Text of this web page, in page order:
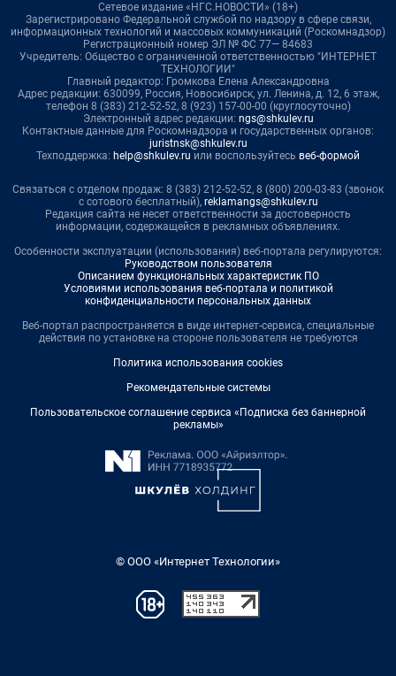
Сетевое издание «НГС.НОВОСТИ» (18+)
Зарегистрировано Федеральной службой по надзору в сфере связи,
информационных технологий и массовых коммуникаций (Роскомнадзор)
Регистрационный номер ЭЛ № ФС 77— 84683
Учредитель: Общество с ограниченной ответственностью "ИНТЕРНЕТ
ТЕХНОЛОГИИ"
Главный редактор: Громкова Елена Александровна
Адрес редакции: 630099, Россия, Новосибирск, ул. Ленина, д. 12, 6 этаж,
телефон 8 (383) 212-52-52, 8 (923) 157-00-00 (круглосуточно)
Электронный адрес редакции: ngs@shkulev.ru
Контактные данные для Роскомнадзора и государственных органов:
juristnsk@shkulev.ru
Техподдержка: help@shkulev.ru или воспользуйтесь веб-формой
Связаться с отделом продаж: 8 (383) 212-52-52, 8 (800) 200-03-83 (звонок
с сотового бесплатный), reklamangs@shkulev.ru
Редакция сайта не несет ответственности за достоверность
информации, содержащейся в рекламных объявлениях.
Особенности эксплуатации (использования) веб-портала регулируются:
Руководством пользователя
Описанием функциональных характеристик ПО
Условиями использования веб-портала и политикой
конфиденциальности персональных данных
Веб-портал распространяется в виде интернет-сервиса, специальные
действия по установке на стороне пользователя не требуются
Политика использования cookies
Рекомендательные системы
Пользовательское соглашение сервиса «Подписка без баннерной
рекламы»
© ООО «Интернет Технологии»